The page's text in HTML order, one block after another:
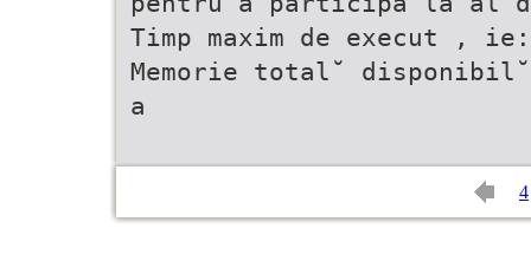
Timp maxim de execut ,
Memorie total˘
a
4